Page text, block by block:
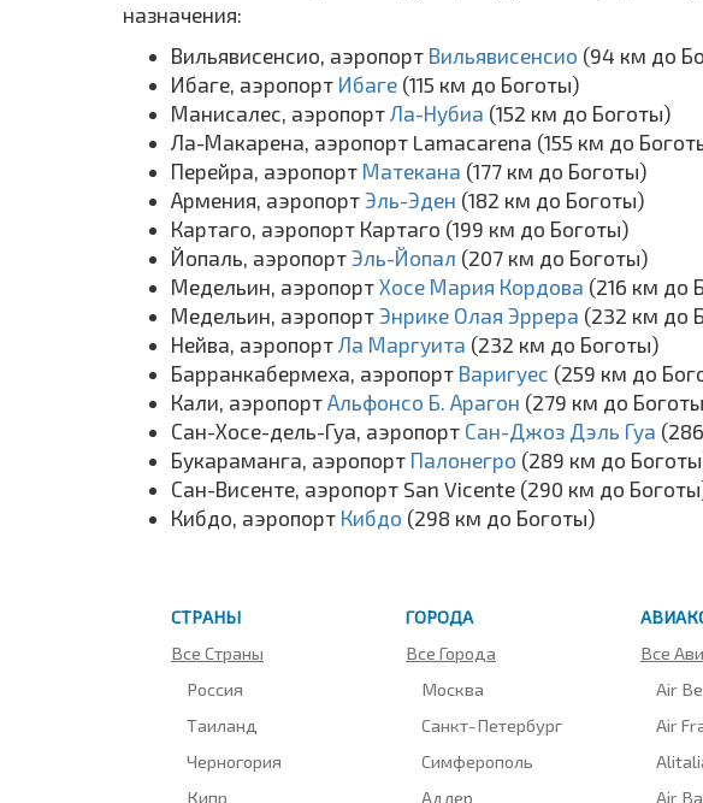
назначения:
Вильявисенсио, аэропорт Вильявисенсио (94 км до
Ибаге, аэропорт Ибаге (115 км до Боготы)
Манисалес, аэропорт Ла-Нубиа (152 км до Боготы)
Ла-Макарена, аэропорт Lamacarena (155 км до
Перейра, аэропорт Матекана (177 км до Боготы)
Армения, аэропорт Эль-Эден (182 км до Боготы)
Картаго, аэропорт Картаго (199 км до Боготы)
Йопаль, аэропорт Эль-Йопал (207 км до Боготы)
Медельин, аэропорт Хосе Мария Кордова (216 км до
Медельин, аэропорт Энрике Олая Эррера (232 км до
Нейва, аэропорт Ла Маргуита (232 км до Боготы)
Барранкабермеха, аэропорт Варигуес (259 км до
Кали, аэропорт Альфонсо Б. Арагон (279 км до
Сан-Хосе-дель-Гуа, аэропорт Сан-Джоз Дэль Гуа
Букараманга, аэропорт Палонегро (289 км до
Сан-Висенте, аэропорт San Vicente (290 км до
Кибдо, аэропорт Кибдо (298 км до Боготы)
СТРАНЫ
Все Страны
Россия
Таиланд
Черногория
Кипр
ГОРОДА
Все Города
Москва
Санкт-Петербург
Симферополь
Адлер
Все
Air
Air
Air